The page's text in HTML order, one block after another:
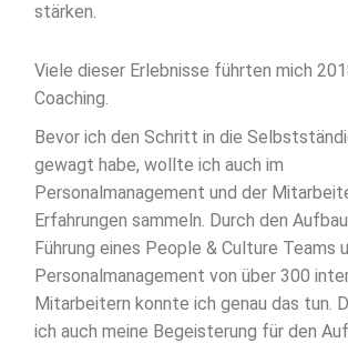
stärken.
Viele dieser Erlebnisse führten mich
Coaching.
Bevor ich den Schritt in die
gewagt habe, wollte ich auch im
Personalmanagement und der
Erfahrungen sammeln. Durch den
Führung eines People & Culture Teams
Personalmanagement von über 300
Mitarbeitern konnte ich genau das tun.
ich auch meine Begeisterung für den